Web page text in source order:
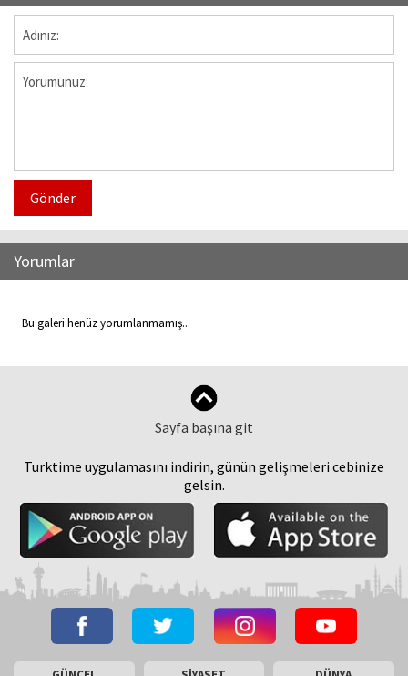
Gönder
Yorumlar
Bu galeri henüz yorumlanmamış...
Sayfa başına git
Turktime uygulamasını indirin, günün gelişmeleri cebinize
gelsin.